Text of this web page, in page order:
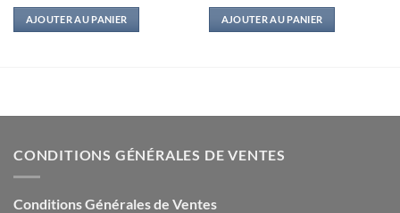
AJOUTER AU PANIER AJOUTER AU PANIER
CONDITIONS GÉNÉRALES DE VENTES
Conditions Générales de Ventes